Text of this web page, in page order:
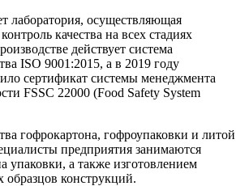
лаборатория, осуществляющая
качества на всех стадиях
действует система
ISO 9001:2015, а в 2019 году
сертификат системы менеджмента
FSSC 22000 (Food Safety System
гофрокартона, гофроупаковки и литой
предприятия занимаются
упаковки, а также изготовлением
образцов конструкций.